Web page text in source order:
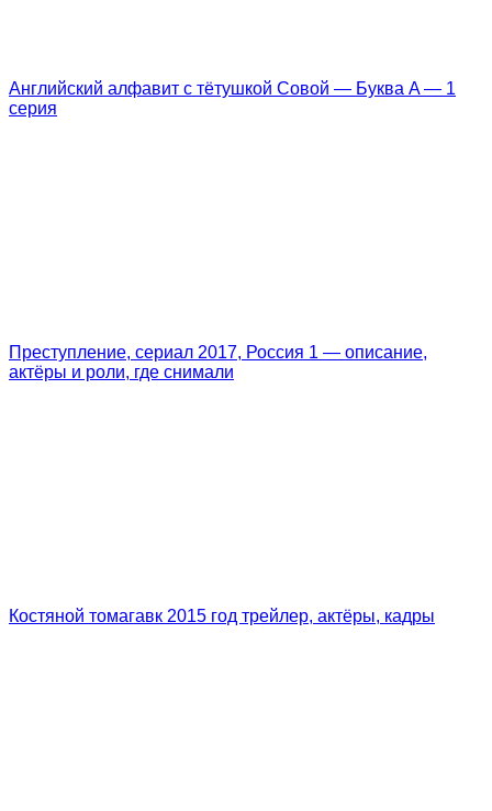
Английский алфавит с тётушкой Совой — Буква A — 1
серия
Преступление, сериал 2017, Россия 1 — описание,
актёры и роли, где снимали
Костяной томагавк 2015 год трейлер, актёры, кадры